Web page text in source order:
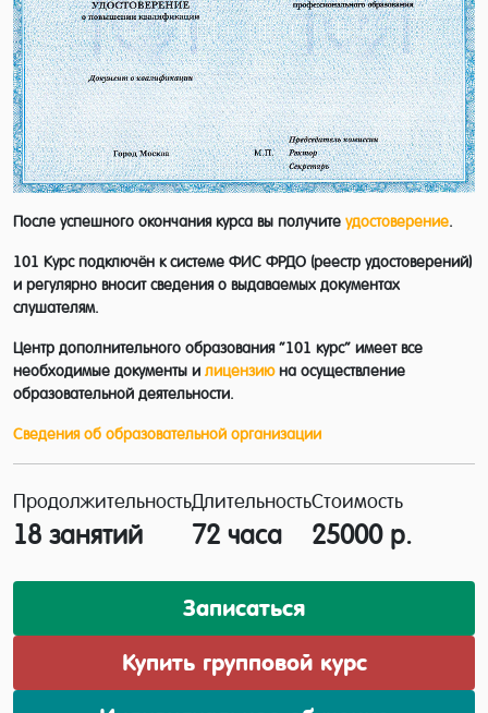
После успешного окончания курса вы получите удостоверение.
101 Курс подключён к системе ФИС ФРДО (реестр удостоверений)
и регулярно вносит сведения о выдаваемых документах
слушателям.
Центр дополнительного образования “101 курс” имеет все
необходимые документы и лицензиюна осуществление
образовательной деятельности.
Сведения об образовательной организации
Продолжительность
18 занятий
Длительность
72 часа
Стоимость
25000 р.
Записаться
Купить групповой курс